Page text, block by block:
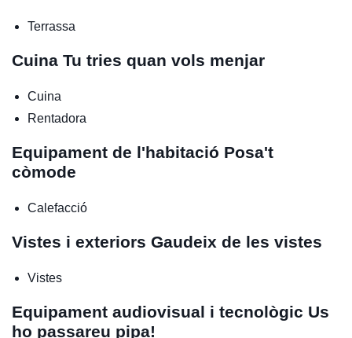
Terrassa
Cuina Tu tries quan vols menjar
Cuina
Rentadora
Equipament de l'habitació Posa't
còmode
Calefacció
Vistes i exteriors Gaudeix de les vistes
Vistes
Equipament audiovisual i tecnològic Us
ho passareu pipa!